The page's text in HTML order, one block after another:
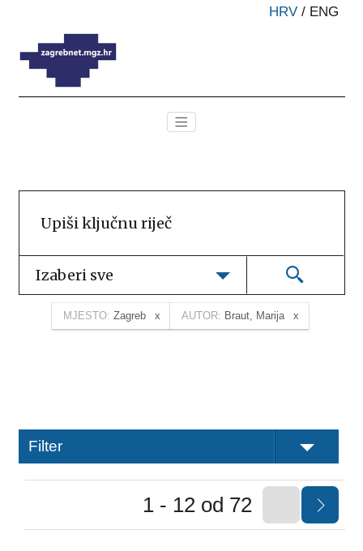
HRV / ENG
Izaberi sve
MJESTO: Zagreb AUTOR: Braut, Marija
Filter
1 - 12 od 72